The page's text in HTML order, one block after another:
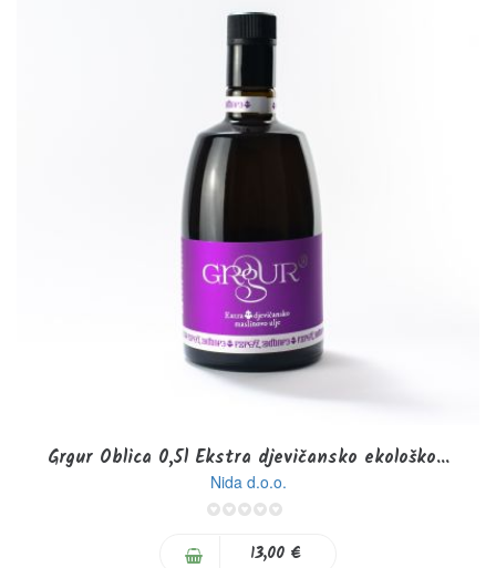
Grgur Oblica 0,5l Ekstra djevičansko ekološko...
Nida d.o.o.
13,00 €